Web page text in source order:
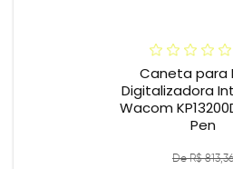
Caneta para
Digitalizadora
Wacom
Pen
De R$ 813,36